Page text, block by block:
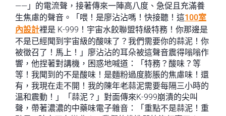
——」的電流聲，接著傳來一陣高八度、急促且充滿養
生焦慮的聲音。「喂！是廖沾沾嗎！快接聽！這100室
內設計裡是 K-999！宇宙水餃聯盟特級特務！你那邊是
不是已經聞到宇宙級的酸味了？我們需要你的蒜泥！你
被徵召了！馬上！」廖沾沾的耳朵被這聲音震得嗡嗡作
響，他捏著對講機，困惑地喊道：「特務？酸味？等
等！我聞到的不是酸味！是麵粉過度膨脹的焦慮味！還
有，我現在走不開！我的陳年老蒜泥需要每隔三小時的
溫和震動！」「蒜泥？」對面傳來K-999崩潰的尖叫
聲，帶著濃濃的中藥味電子雜音：「重點不是蒜泥！重